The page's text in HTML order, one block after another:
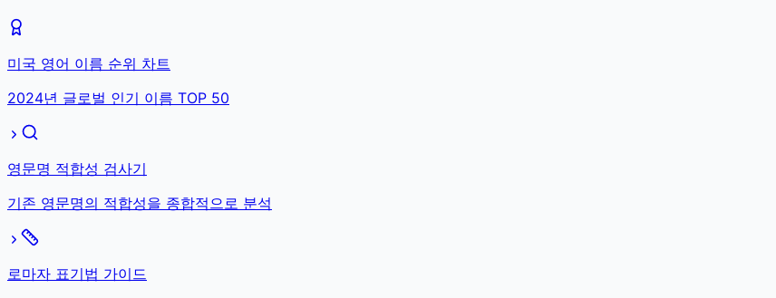
미국 영어 이름 순위 차트
2024년 글로벌 인기 이름 TOP 50
영문명 적합성 검사기
기존 영문명의 적합성을 종합적으로 분석
로마자 표기법 가이드